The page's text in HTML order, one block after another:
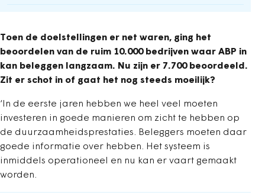
Toen de doelstellingen er net waren, ging het
beoordelen van de ruim 10.000 bedrijven waar ABP in
kan beleggen langzaam. Nu zijn er 7.700 beoordeeld.
Zit er schot in of gaat het nog steeds moeilijk?
‘In de eerste jaren hebben we heel veel moeten
investeren in goede manieren om zicht te hebben op
de duurzaamheidsprestaties. Beleggers moeten daar
goede informatie over hebben. Het systeem is
inmiddels operationeel en nu kan er vaart gemaakt
worden.